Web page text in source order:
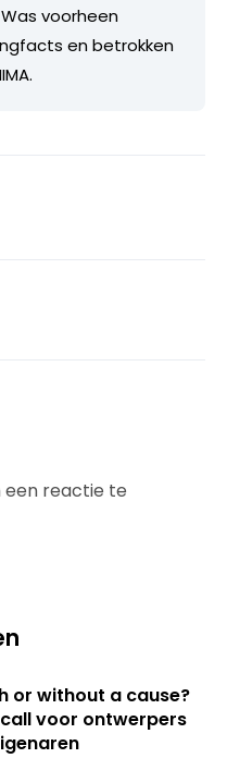
voorheen
en betrokken
een reactie te
or without a cause?
voor ontwerpers